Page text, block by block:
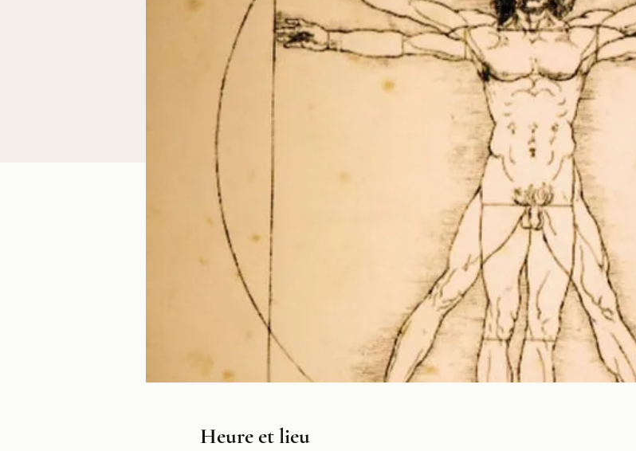
Heure et lieu